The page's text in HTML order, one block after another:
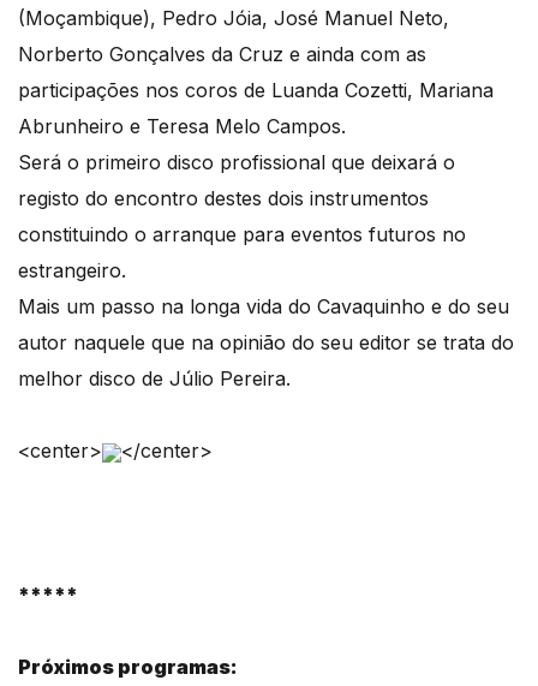
(Moçambique), Pedro Jóia, José Manuel Neto,
Norberto Gonçalves da Cruz e ainda com as
participações nos coros de Luanda Cozetti, Mariana
Abrunheiro e Teresa Melo Campos.
Será o primeiro disco profissional que deixará o
registo do encontro destes dois instrumentos
constituindo o arranque para eventos futuros no
estrangeiro.
Mais um passo na longa vida do Cavaquinho e do seu
autor naquele que na opinião do seu editor se trata do
melhor disco de Júlio Pereira.
<center> </center>
*****
Próximos programas: